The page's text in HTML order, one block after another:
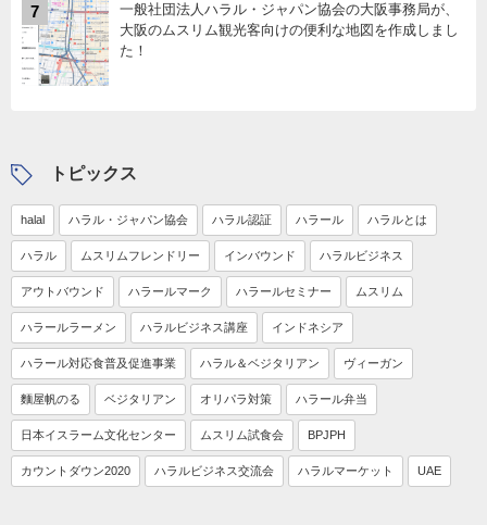
7
一般社団法人ハラル・ジャパン協会の大阪事務局が、
大阪のムスリム観光客向けの便利な地図を作成しまし
た！
トピックス
halal ハラル・ジャパン協会 ハラル認証 ハラール ハラルとは
ハラル ムスリムフレンドリー インバウンド ハラルビジネス
アウトバウンド ハラールマーク ハラールセミナー ムスリム
ハラールラーメン ハラルビジネス講座 インドネシア
ハラール対応食普及促進事業 ハラル＆ベジタリアン ヴィーガン
麵屋帆のる ベジタリアン オリパラ対策 ハラール弁当
日本イスラーム文化センター ムスリム試食会 BPJPH
カウントダウン2020 ハラルビジネス交流会 ハラルマーケット UAE